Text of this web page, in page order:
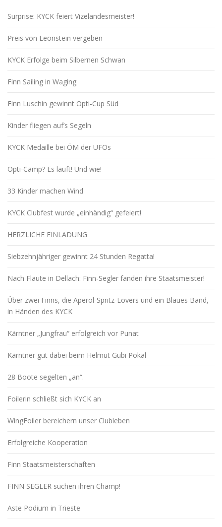
Surprise: KYCK feiert Vizelandesmeister!
Preis von Leonstein vergeben
KYCK Erfolge beim Silbernen Schwan
Finn Sailing in Waging
Finn Luschin gewinnt Opti-Cup Süd
Kinder fliegen auf’s Segeln
KYCK Medaille bei ÖM der UFOs
Opti-Camp? Es läuft! Und wie!
33 Kinder machen Wind
KYCK Clubfest wurde „einhändig“ gefeiert!
HERZLICHE EINLADUNG
Siebzehnjähriger gewinnt 24 Stunden Regatta!
Nach Flaute in Dellach: Finn-Segler fanden ihre Staatsmeister!
Über zwei Finns, die Aperol-Spritz-Lovers und ein Blaues Band,
in Händen des KYCK
Kärntner „Jungfrau“ erfolgreich vor Punat
Kärntner gut dabei beim Helmut Gubi Pokal
28 Boote segelten „an“.
Foilerin schließt sich KYCK an
WingFoiler bereichern unser Clubleben
Erfolgreiche Kooperation
Finn Staatsmeisterschaften
FINN SEGLER suchen ihren Champ!
Aste Podium in Trieste